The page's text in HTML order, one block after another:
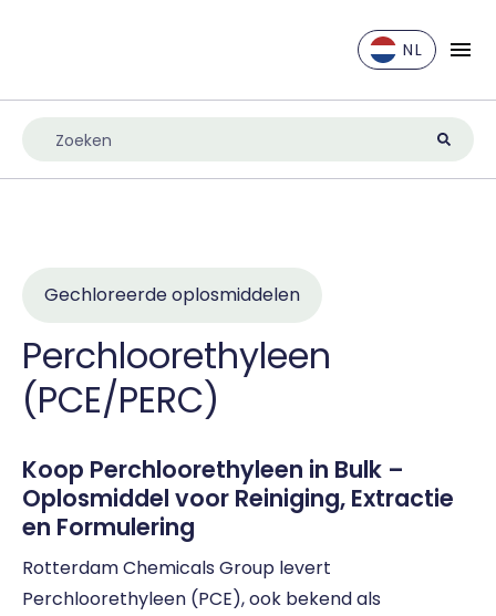
NL
Gechloreerde oplosmiddelen
Perchloorethyleen
(PCE/PERC)
Koop Perchloorethyleen in Bulk –
Oplosmiddel voor Reiniging, Extractie
en Formulering
Rotterdam Chemicals Group levert
Perchloorethyleen (PCE), ook bekend als